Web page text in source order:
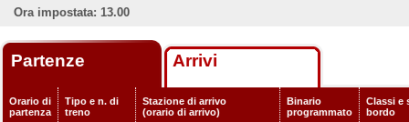
Ora impostata: 13.00
Partenze Arrivi
Orario di
partenza
Tipo e n. di
treno
Stazione di arrivo
(orario di arrivo)
Binario
programmato
Classi e
bordo